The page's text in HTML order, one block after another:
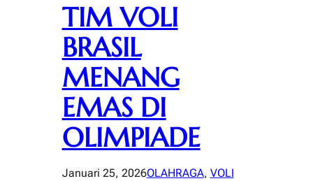
TIM VOLI
BRASIL
MENANG
EMAS DI
OLIMPIADE
Januari 25, 2026OLAHRAGA, VOLI